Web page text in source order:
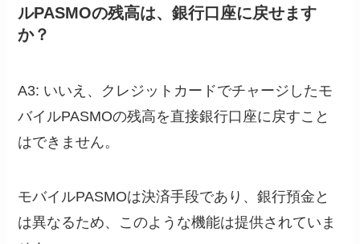
ルPASMOの残高は、銀行口座に戻せます
か？
A3: いいえ、クレジットカードでチャージしたモ
バイルPASMOの残高を直接銀行口座に戻すこと
はできません。
モバイルPASMOは決済手段であり、銀行預金と
は異なるため、このような機能は提供されていま